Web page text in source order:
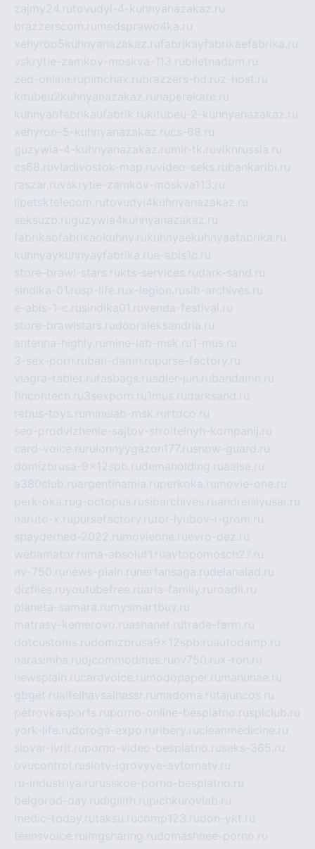
zajmy24.rutovudyi-4-kuhnyanazakaz.ru
brazzerscom.ru medsprawo4ka.ru
xehyroo5kuhnyanazakaz.rufabrikayfabrikaefabrika.ru
vskrytie-zamkov-moskva-113.rubiletnadom.ru
zed-online.rupimchax.rubrazzers-hd.ruz-host.ru
kitubeu2kuhnyanazakaz.ru naperekate.ru
kuhnyaofabrikaufabrik.rukitubeu-2-kuhnyanazakaz.ru
xehyroo-5-kuhnyanazakaz.rucs-68.ru
guzywia-4-kuhnyanazakaz.ru mir-tk.ruvlknrussia.ru
cs68.ruvladivostok-map.ruvideo-seks.rubankaribi.ru
raszar.ruvskrytie-zamkov-moskva113.ru
lipetsktelecom.rutovudyi4kuhnyanazakaz.ru
seksuzb.ruguzywia4kuhnyanazakaz.ru
fabrikaofabrikaokuhny.rukuhnyaekuhnyaafabrika.ru
kuhnyaykuhnyayfabrika.rue-abis1c.ru
store-brawl-stars.rukts-services.rudark-sand.ru
sindika-01.rusp-life.rux-legion.rusib-archives.ru
e-abis-1-c.rusindika01.ruvenda-festival.ru
store-brawlstars.rudooraleksandria.ru
antenna-highly.ru mine-lab-msk.ru1-mus.ru
3-sex-porn.ruban-damn.rupurse-factory.ru
viagra-tablet.rufasbags.ruadler-jun.rubandamn.ru
fincontech.ru3sexporn.ru1mus.rudarksand.ru
rebus-toys.ru minelab-msk.ru rtdco.ru
seo-prodvizhenie-sajtov-stroitelnyh-kompanij.ru
card-voice.ru rulonnyygazon177.rusnow-guard.ru
domizbrusa-9x12spb.rudemaholding.ruaalse.ru
a380club.ruargentinamia.ruperkoka.ru movie-one.ru
perk-oka.rug-octopus.rusibarchives.ruandreislyusar.ru
naruto-x.rupursefactory.rutor-lyubov-i-grom.ru
spayderhed-2022.ru movieone.ruevro-dez.ru
webamator.ru ma-absolut1.ruavtopomosch27.ru
nv-750.ru news-plain.ru nertansaga.rudelanalad.ru
dizfiles.ruyoutubefree.ruaria-family.ru roadli.ru
planeta-samara.ru mysmartbuy.ru
matrasy-kemerovo.ruashanet.rutrade-farm.ru
dotcustoms.rudomizbrusa9x12spb.ruautodamp.ru
narasimha.rudjcommodities.ru nv750.rux-ton.ru
newsplain.rucardvoice.ru modopaper.ru manunae.ru
gbget.rualfeihavsalnassr.ru madoma.rutajuncos.ru
petrovkasports.ruporno-online-besplatno.rusplclub.ru
york-life.rudoroga-expo.ru ribery.rucleanmedicine.ru
slovar-ivrit.ruporno-video-besplatno.ruseks-365.ru
ovucontrol.rusloty-igrovyye-avtomaty.ru
ru-industriya.ru russkoe-porno-besplatno.ru
belgorod-day.rudigilith.rupichkurovlab.ru
medic-today.rutaksu.rucomp123.rudon-ykt.ru
teensvoice.ru imgsharing.rudomashnee-porno.ru